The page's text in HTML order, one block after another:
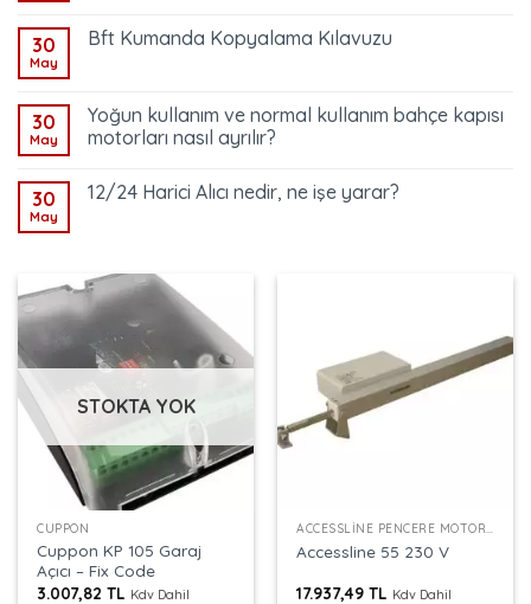
30
May
Bft Kumanda Kopyalama Kılavuzu
30
May
Yoğun kullanım ve normal kullanım bahçe kapısı
motorları nasıl ayrılır?
30
May
12/24 Harici Alıcı nedir, ne işe yarar?
STOKTA YOK
CUPPON
Cuppon KP 105 Garaj
Açıcı – Fix Code
3.007,82TL Kdv Dahil
ACCESSLINE PENCERE MOTORU
Accessline 55 230 V
17.937,49TL Kdv Dahil